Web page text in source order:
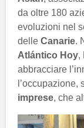
da oltre 180
evoluzioni nel
delle Canarie.
Atlántico Hoy,
abbracciare
l’occupazione,
imprese, che